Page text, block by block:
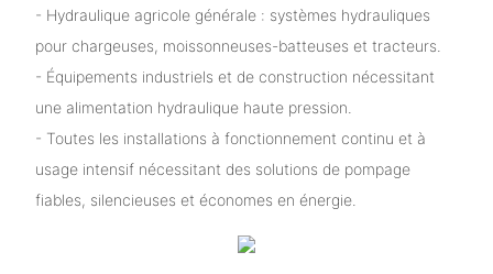
- Hydraulique agricole générale : systèmes hydrauliques
pour chargeuses, moissonneuses-batteuses et tracteurs.
- Équipements industriels et de construction nécessitant
une alimentation hydraulique haute pression.
- Toutes les installations à fonctionnement continu et à
usage intensif nécessitant des solutions de pompage
fiables, silencieuses et économes en énergie.